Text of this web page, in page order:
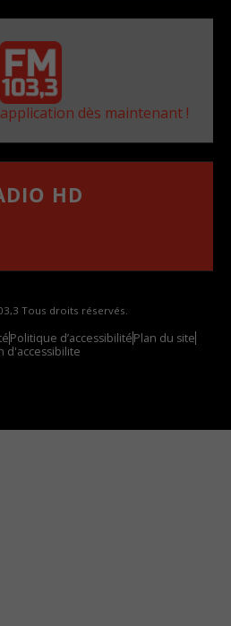
dès maintenant !
HD
Tous droits réservés.
Politique d’accessibilitéPlan du site
d'accessibilite